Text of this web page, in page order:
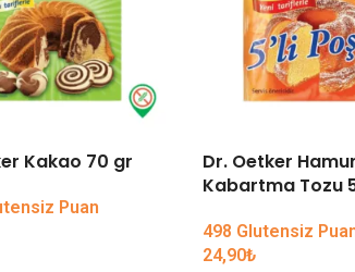
Kakao 70 gr
Puan
Dr. Oetker Hamur
Kabartma Tozu
498 Glutensiz
24,90₺